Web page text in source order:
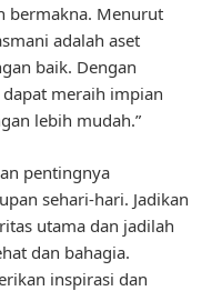
bermakna. Menurut
adalah aset
baik. Dengan
meraih impian
lebih mudah.”
pentingnya
sehari-hari. Jadikan
utama dan jadilah
dan bahagia.
inspirasi dan